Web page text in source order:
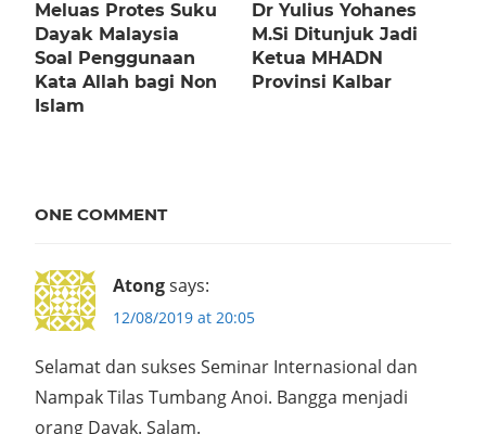
Meluas Protes Suku
Dayak Malaysia
Soal Penggunaan
Kata Allah bagi Non
Islam
Dr Yulius Yohanes
M.Si Ditunjuk Jadi
Ketua MHADN
Provinsi Kalbar
ONE COMMENT
Atongsays:
12/08/2019 at 20:05
Selamat dan sukses Seminar Internasional dan
Nampak Tilas Tumbang Anoi. Bangga menjadi
orang Dayak. Salam.